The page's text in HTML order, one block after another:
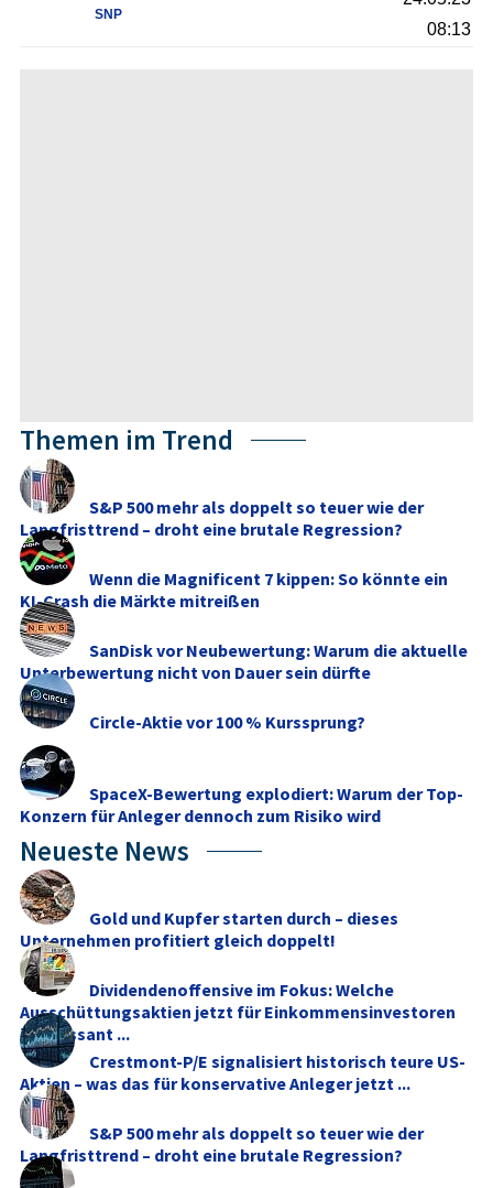
SNP
08:13
Themen im Trend
S&P 500 mehr als doppelt so teuer wie der
Langfristtrend – droht eine brutale Regression?
Wenn die Magnificent 7 kippen: So könnte ein
KI-Crash die Märkte mitreißen
SanDisk vor Neubewertung: Warum die aktuelle
Unterbewertung nicht von Dauer sein dürfte
Circle-Aktie vor 100 % Kurssprung?
SpaceX-Bewertung explodiert: Warum der Top-
Konzern für Anleger dennoch zum Risiko wird
Neueste News
Gold und Kupfer starten durch – dieses
Unternehmen profitiert gleich doppelt!
Dividendenoffensive im Fokus: Welche
Ausschüttungsaktien jetzt für Einkommensinvestoren
interessant ...
Crestmont-P/E signalisiert historisch teure US-
Aktien – was das für konservative Anleger jetzt ...
S&P 500 mehr als doppelt so teuer wie der
Langfristtrend – droht eine brutale Regression?